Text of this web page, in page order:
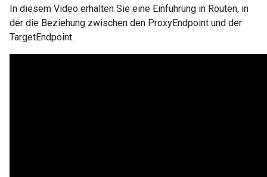
In diesem Video erhalten Sie eine Einführung in Routen, in
der die Beziehung zwischen den ProxyEndpoint und der
TargetEndpoint.